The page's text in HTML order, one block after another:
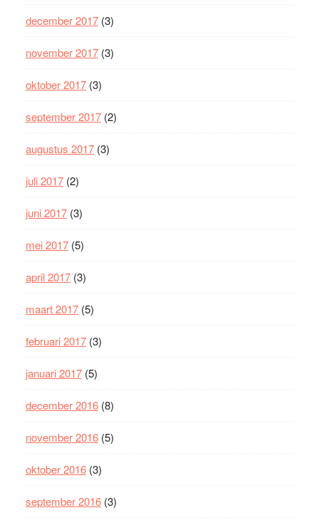
december 2017(3)
november 2017(3)
oktober 2017(3)
september 2017(2)
augustus 2017(3)
juli 2017(2)
juni 2017(3)
mei 2017(5)
april 2017(3)
maart 2017(5)
februari 2017(3)
januari 2017(5)
december 2016(8)
november 2016(5)
oktober 2016(3)
september 2016(3)